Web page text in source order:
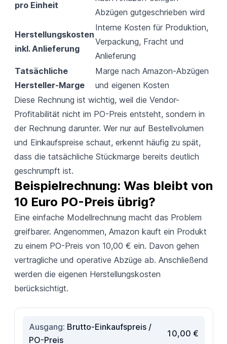
pro Einheit
Abzügen gutgeschrieben wird
Herstellungskosten
inkl. Anlieferung
Interne Kosten für Produktion,
Verpackung, Fracht und
Anlieferung
Tatsächliche
Hersteller-Marge
Marge nach Amazon-Abzügen
und eigenen Kosten
Diese Rechnung ist wichtig, weil die Vendor-
Profitabilität nicht im PO-Preis entsteht, sondern in
der Rechnung darunter. Wer nur auf Bestellvolumen
und Einkaufspreise schaut, erkennt häufig zu spät,
dass die tatsächliche Stückmarge bereits deutlich
geschrumpft ist.
Beispielrechnung: Was bleibt von
10 Euro PO-Preis übrig?
Eine einfache Modellrechnung macht das Problem
greifbarer. Angenommen, Amazon kauft ein Produkt
zu einem PO-Preis von 10,00 € ein. Davon gehen
vertragliche und operative Abzüge ab. Anschließend
werden die eigenen Herstellungskosten
berücksichtigt.
Ausgang: Brutto-Einkaufspreis /
PO-Preis
10,00 €